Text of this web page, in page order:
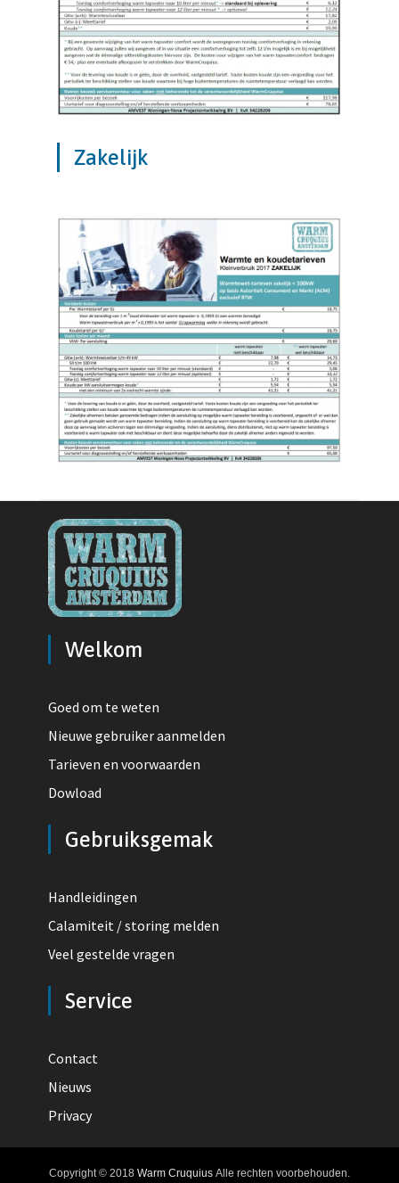
Zakelijk
Welkom
Goed om te weten
Nieuwe gebruiker aanmelden
Tarieven en voorwaarden
Dowload
Gebruiksgemak
Handleidingen
Calamiteit / storing melden
Veel gestelde vragen
Service
Contact
Nieuws
Privacy
Copyright © 2018 Warm Cruquius Alle rechten voorbehouden.